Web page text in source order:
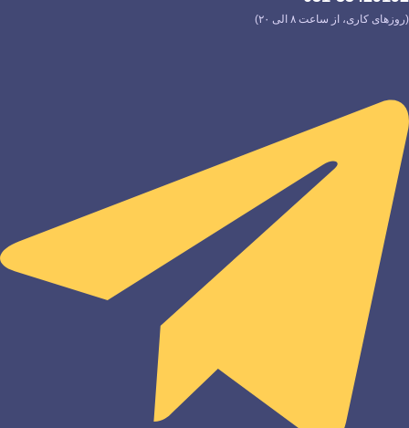
(روزهای کاری، از ساعت ۸ الی ۲۰)